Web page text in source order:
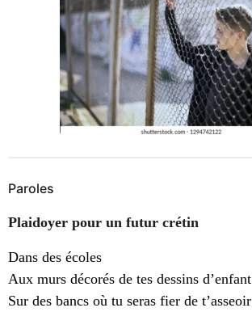
Paroles
Plaidoyer pour un futur crétin
Dans des écoles
Aux murs décorés de tes dessins d’enfant
Sur des bancs où tu seras fier de t’asseoir